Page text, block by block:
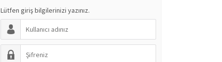
Lütfen giriş bilgilerinizi yazınız.